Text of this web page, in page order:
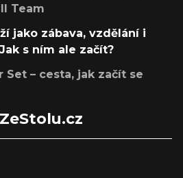
Team
jako zábava, vzdělání i
s ním ale začít?
Set – cesta, jak začít se